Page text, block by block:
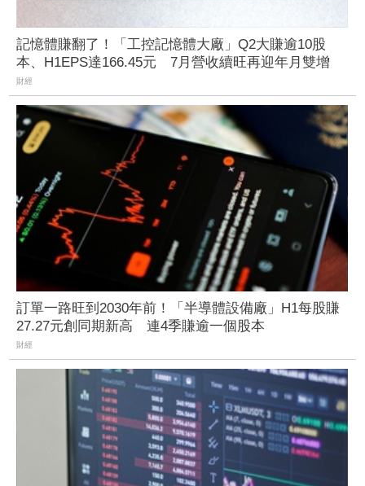
記憶體賺翻了！「工控記憶體大廠」Q2大賺逾10股
本、H1EPS達166.45元 7月營收續旺再迎年月雙增
財經
訂單一路旺到2030年前！「半導體設備廠」H1每股賺
27.27元創同期新高 連4季賺逾一個股本
財經